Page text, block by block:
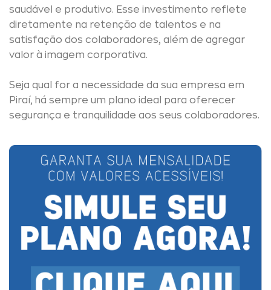
saudável e produtivo. Esse investimento reflete
diretamente na retenção de talentos e na
satisfação dos colaboradores, além de agregar
valor à imagem corporativa.
Seja qual for a necessidade da sua empresa em
Piraí, há sempre um plano ideal para oferecer
segurança e tranquilidade aos seus colaboradores.